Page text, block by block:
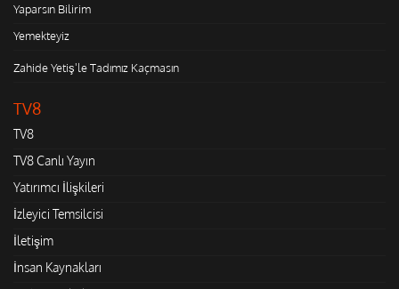
Yaparsın Bilirim
Yemekteyiz
Zahide Yetiş'le Tadımız Kaçmasın
TV8
TV8
TV8 Canlı Yayın
Yatırımcı İlişkileri
İzleyici Temsilcisi
İletişim
İnsan Kaynakları